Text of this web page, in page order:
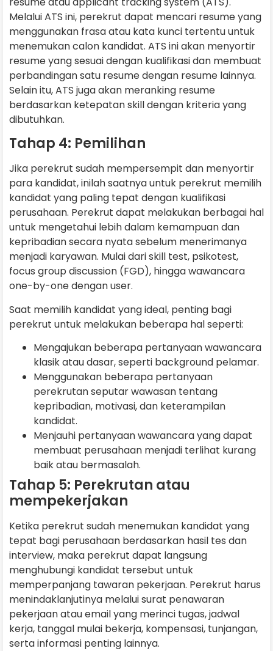
Melalui ATS ini, perekrut dapat mencari resume yang
menggunakan frasa atau kata kunci tertentu untuk
menemukan calon kandidat. ATS ini akan menyortir
resume yang sesuai dengan kualifikasi dan membuat
perbandingan satu resume dengan resume lainnya.
Selain itu, ATS juga akan meranking resume
berdasarkan ketepatan skill dengan kriteria yang
dibutuhkan.
Tahap 4: Pemilihan
Jika perekrut sudah mempersempit dan menyortir
para kandidat, inilah saatnya untuk perekrut memilih
kandidat yang paling tepat dengan kualifikasi
perusahaan. Perekrut dapat melakukan berbagai hal
untuk mengetahui lebih dalam kemampuan dan
kepribadian secara nyata sebelum menerimanya
menjadi karyawan. Mulai dari skill test, psikotest,
focus group discussion (FGD), hingga wawancara
one-by-one dengan user.
Saat memilih kandidat yang ideal, penting bagi
perekrut untuk melakukan beberapa hal seperti:
Mengajukan beberapa pertanyaan wawancara
klasik atau dasar, seperti background pelamar.
Menggunakan beberapa pertanyaan
perekrutan seputar wawasan tentang
kepribadian, motivasi, dan keterampilan
kandidat.
Menjauhi pertanyaan wawancara yang dapat
membuat perusahaan menjadi terlihat kurang
baik atau bermasalah.
Tahap 5: Perekrutan atau
mempekerjakan
Ketika perekrut sudah menemukan kandidat yang
tepat bagi perusahaan berdasarkan hasil tes dan
interview, maka perekrut dapat langsung
menghubungi kandidat tersebut untuk
memperpanjang tawaran pekerjaan. Perekrut harus
menindaklanjutinya melalui surat penawaran
pekerjaan atau email yang merinci tugas, jadwal
kerja, tanggal mulai bekerja, kompensasi, tunjangan,
serta informasi penting lainnya.